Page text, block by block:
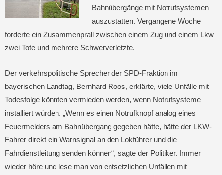
Bahnübergänge mit Notrufsystemen
auszustatten. Vergangene Woche
forderte ein Zusammenprall zwischen einem Zug und einem Lkw
zwei Tote und mehrere Schwerverletzte.
Der verkehrspolitische Sprecher der SPD-Fraktion im
bayerischen Landtag, Bernhard Roos, erklärte, viele Unfälle mit
Todesfolge könnten vermieden werden, wenn Notrufsysteme
installiert würden. „Wenn es einen Notrufknopf analog eines
Feuermelders am Bahnübergang gegeben hätte, hätte der LKW-
Fahrer direkt ein Warnsignal an den Lokführer und die
Fahrdienstleitung senden können“, sagte der Politiker. Immer
wieder höre und lese man von entsetzlichen Unfällen mit